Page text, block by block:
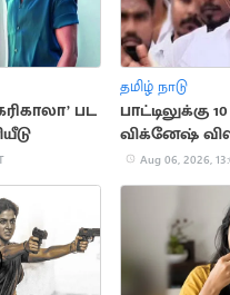
பட
தமிழ் நாடு
பாட்டிலுக்கு
விக்னேஷ்
Aug 06, 2026,